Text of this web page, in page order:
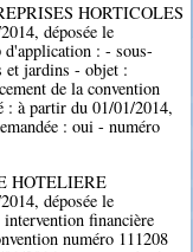
HORTICOLES
déposée le
d'application : - sous-
et jardins - objet :
de la convention
: à partir du 01/01/2014,
: oui - numéro
HOTELIERE
déposée le
financière
numéro 111208